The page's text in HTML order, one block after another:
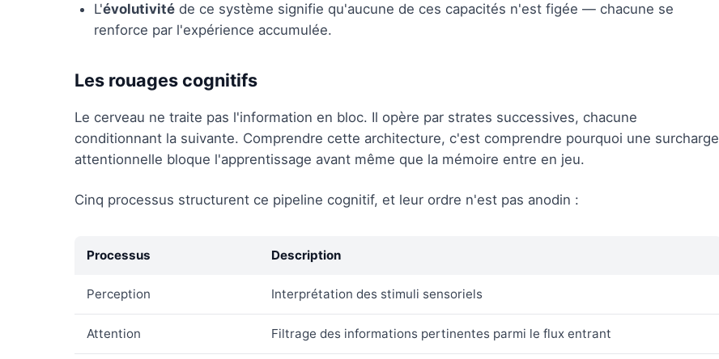
L'évolutivité de ce système signifie qu'aucune de ces capacités n'est figée — chacune se
renforce par l'expérience accumulée.
Les rouages cognitifs
Le cerveau ne traite pas l'information en bloc. Il opère par strates successives, chacune
conditionnant la suivante. Comprendre cette architecture, c'est comprendre pourquoi une surcharge
attentionnelle bloque l'apprentissage avant même que la mémoire entre en jeu.
Cinq processus structurent ce pipeline cognitif, et leur ordre n'est pas anodin :
Processus Description
Perception Interprétation des stimuli sensoriels
Attention Filtrage des informations pertinentes parmi le flux entrant